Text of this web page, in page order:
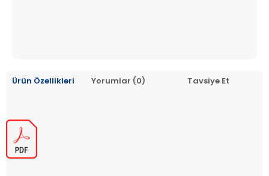
Ürün Özellikleri Yorumlar (0) Tavsiye Et